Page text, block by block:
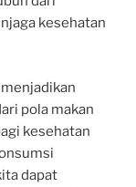
kesehatan
pola makan
kesehatan
dapat